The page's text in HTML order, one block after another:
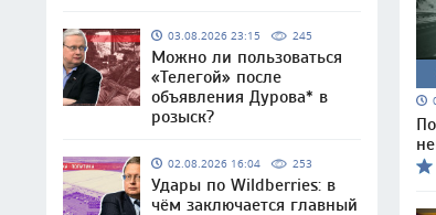
03.08.2026 23:15 245
Можно ли пользоваться
«Телегой» после
объявления Дурова* в
розыск?
02.08.2026 16:04 253
Удары по Wildberries: в
чём заключается главный